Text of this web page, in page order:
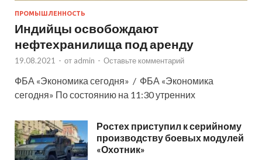
ПРОМЫШЛЕННОСТЬ
Индийцы освобождают
нефтехранилища под аренду
19.08.2021 - от admin - Оставьте комментарий
ФБА «Экономика сегодня» / ФБА «Экономика
сегодня» По состоянию на 11:30 утренних
Ростех приступил к серийному
производству боевых модулей
«Охотник»